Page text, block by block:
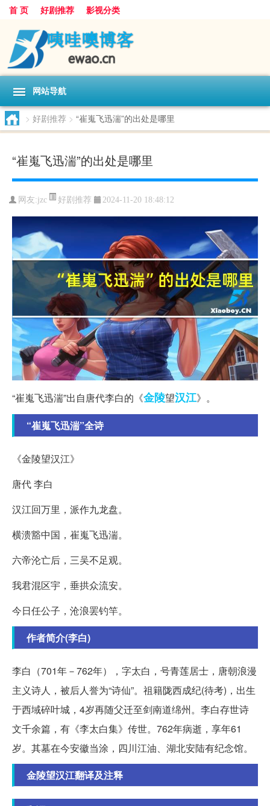
首 页 好剧推荐 影视分类
网站导航
> 好剧推荐 > “崔嵬飞迅湍”的出处是哪里
“崔嵬飞迅湍”的出处是哪里
网友:jzc 好剧推荐 2024-11-20 18:48:12
“崔嵬飞迅湍”出自唐代李白的《金陵望汉江》。
“崔嵬飞迅湍”全诗
《金陵望汉江》
唐代 李白
汉江回万里，派作九龙盘。
横溃豁中国，崔嵬飞迅湍。
六帝沦亡后，三吴不足观。
我君混区宇，垂拱众流安。
今日任公子，沧浪罢钓竿。
作者简介(李白)
李白（701年－762年），字太白，号青莲居士，唐朝浪漫
主义诗人，被后人誉为“诗仙”。祖籍陇西成纪(待考)，出生
于西域碎叶城，4岁再随父迁至剑南道绵州。李白存世诗
文千余篇，有《李太白集》传世。762年病逝，享年61
岁。其墓在今安徽当涂，四川江油、湖北安陆有纪念馆。
金陵望汉江翻译及注释